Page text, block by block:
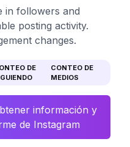
in followers and
posting activity.
changes.
DE
CONTEO DE
MEDIOS
información y
de Instagram